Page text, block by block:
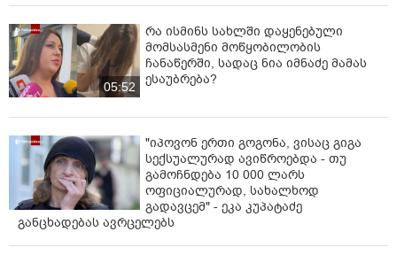
05:52
რა ისმინს სახლში დაყენებული
მომსასმენი მოწყობილობის
ჩანაწერში, სადაც ნია იმნაძე მამას
ესაუბრება?
"იპოვონ ერთი გოგონა, ვისაც გიგა
სექსუალურად ავიწროებდა - თუ
გამოჩნდება 10 000 ლარს
ოფიციალურად, სახალხოდ
გადავცემ" - ეკა კუპატაძე
განცხადებას ავრცელებს